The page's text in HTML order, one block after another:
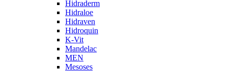
Hidraderm
Hidraloe
Hidraven
Hidroquin
K-Vit
Mandelac
MEN
Mesoses